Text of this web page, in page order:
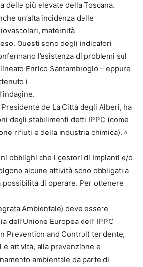
delle più elevate della Toscana.
un’alta incidenza delle
maternità
Questi sono degli indicatori
l’esistenza di problemi sul
Enrico Santambrogio – eppure
i
Presidente de La Città degli Alberi, ha
degli stabilimenti detti IPPC (come
rifiuti e della industria chimica). «
obblighi che i gestori di Impianti e/o
alcune attività sono obbligati a
di operare. Per ottenere
Ambientale) deve essere
dell’Unione Europea dell’ IPPC
Prevention and Control) tendente,
e attività, alla prevenzione e
ambientale da parte di